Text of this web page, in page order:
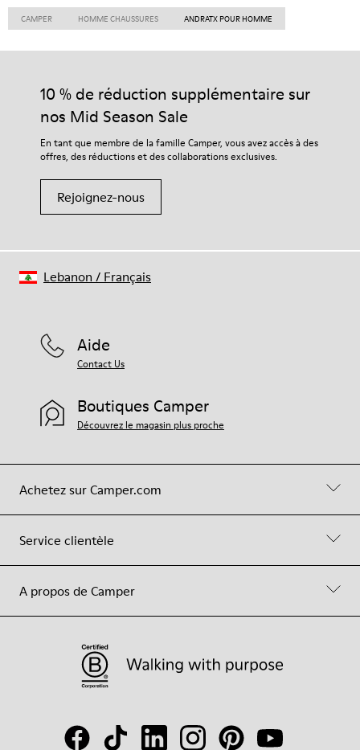
CAMPER HOMME CHAUSSURES ANDRATX POUR HOMME
10 % de réduction supplémentaire sur
nos Mid Season Sale
En tant que membre de la famille Camper, vous avez accès à des
offres, des réductions et des collaborations exclusives.
Rejoignez-nous
Achetez sur Camper.com
Service clientèle
A propos de Camper
Aide
Contact Us
Boutiques Camper
Découvrez le magasin plus proche
Lebanon / Français